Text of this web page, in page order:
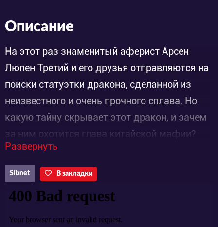
Описание
На этот раз знаменитый аферист Арсен
Люпен Третий и его друзья отправляются на
поиски статуэтки дракона, сделанной из
неизвестного и очень прочного сплава. Но
какую тайну скрывает этот дракон, и зачем
за ним охотится глава китайской мафии?
Впереди Люпена, как всегда, ожидают
приключения, погони, перестрелки, Фудзико-
тян и неугомонный инспектор Дзэнигата.
Развернуть
Sibnet В закладки